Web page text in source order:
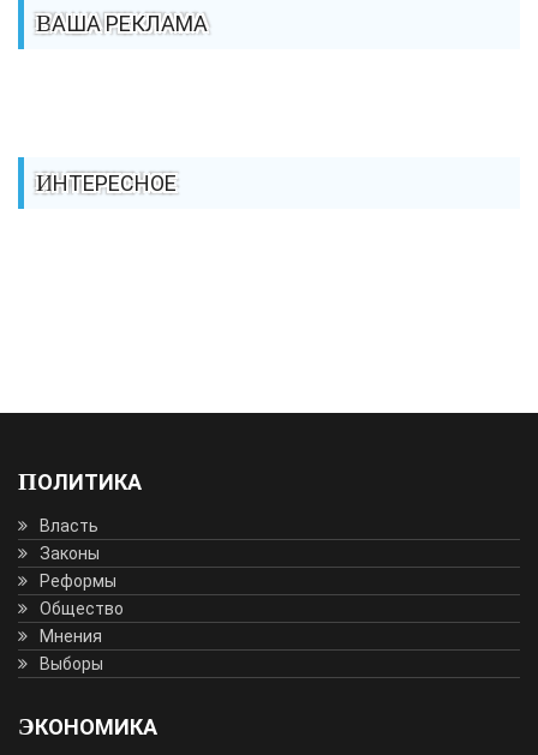
ВАША РЕКЛАМА
ИНТЕРЕСНОЕ
ПОЛИТИКА
Власть
Законы
Реформы
Общество
Мнения
Выборы
ЭКОНОМИКА